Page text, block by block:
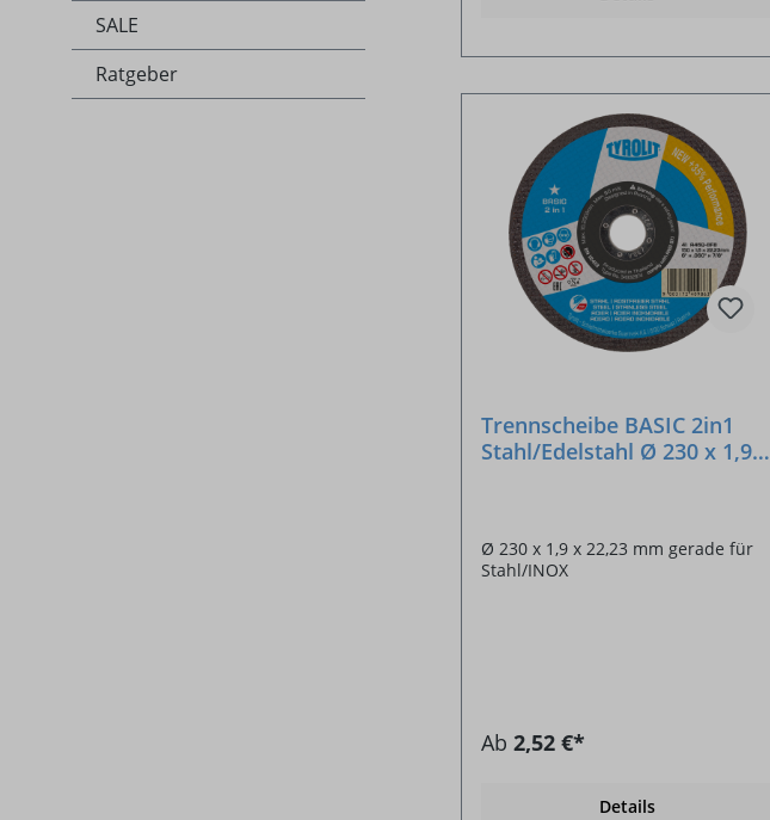
SALE
Ratgeber
Trennscheibe BASIC 2in1
Stahl/Edelstahl Ø 230 x 1,9 x
Ø 230 x 1,9 x 22,23 mm gerade für
Stahl/INOX
Ab 2,52 €*
Details